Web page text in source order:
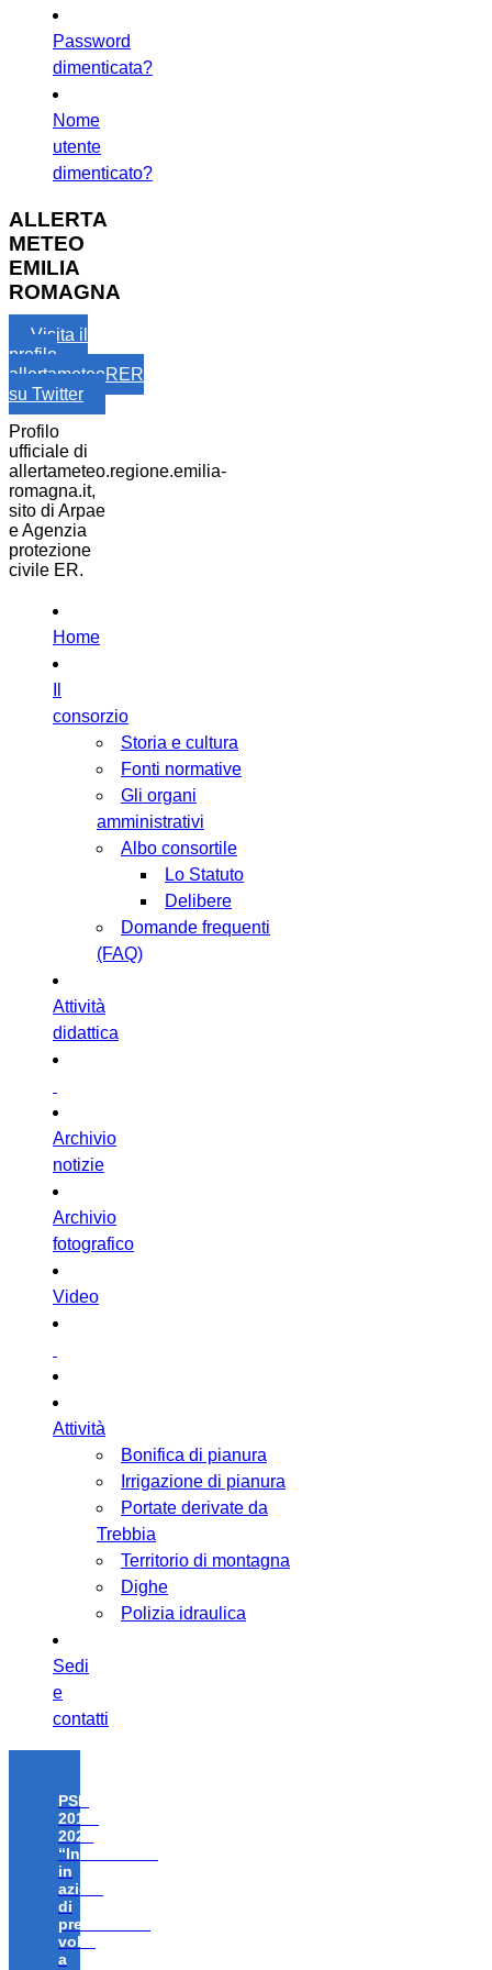
Password
dimenticata?
Nome
utente
dimenticato?
ALLERTA
METEO
EMILIA
ROMAGNA
Visita il
profilo
allertameteoRER
su Twitter
Profilo
ufficiale di
allertameteo.regione.emilia-
romagna.it,
sito di Arpae
e Agenzia
protezione
civile ER.
Home
consorzio
Storia e cultura
Fonti normative
Gli organi
amministrativi
Albo consortile
Lo Statuto
Delibere
Domande frequenti
(FAQ)
Attività
didattica
Archivio
notizie
Archivio
fotografico
Video
Attività
Bonifica di pianura
Irrigazione di pianura
Portate derivate da
Trebbia
Territorio di montagna
Dighe
Polizia idraulica
Sedi
e
contatti
PSR
2014-
2020
“Investimenti
in
azioni
di
prevenzione
volte
a